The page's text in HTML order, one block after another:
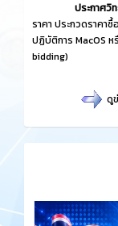
ประกาศวิ
ราคา ประกวดราคา
ปฏิบัติการ MacOS
bidding)
ดู